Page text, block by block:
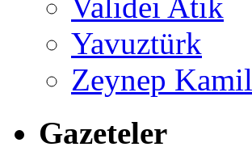
Yavuztürk
Zeynep Kamil
Gazeteler